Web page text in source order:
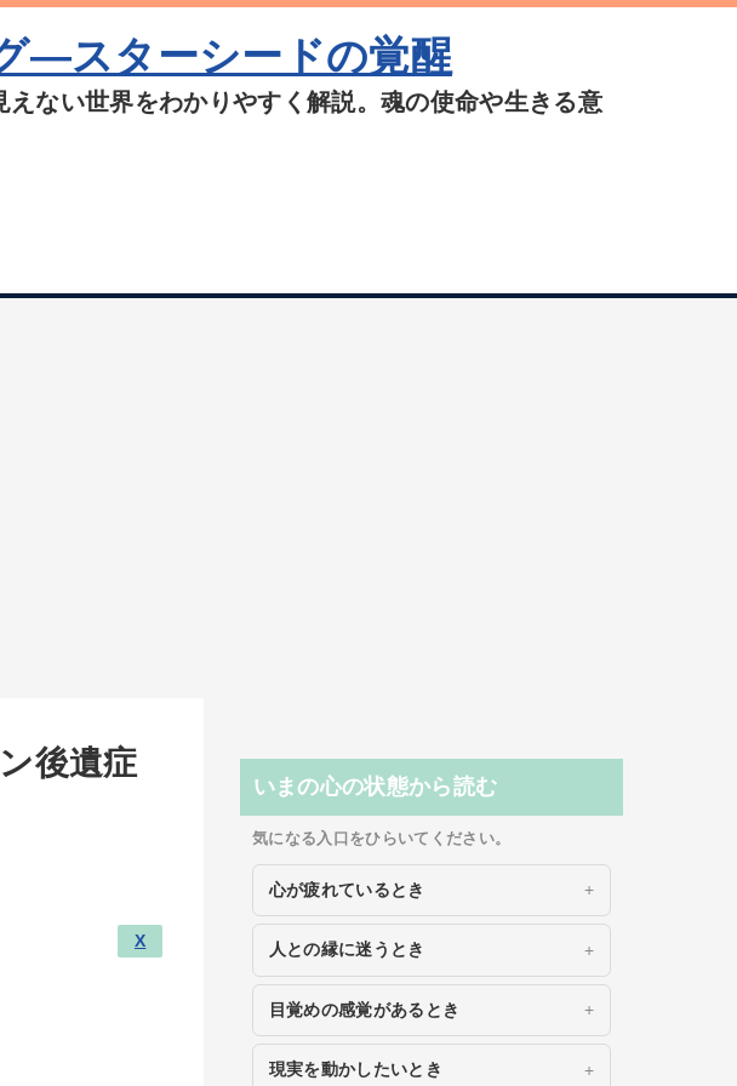
―スターシードの覚醒
ない世界をわかりやすく解説。魂の使命や生きる意
後遺症
X
いまの心の状態から読む
気になる入口をひらいてください。
心が疲れているとき
人との縁に迷うとき
目覚めの感覚があるとき
現実を動かしたいとき